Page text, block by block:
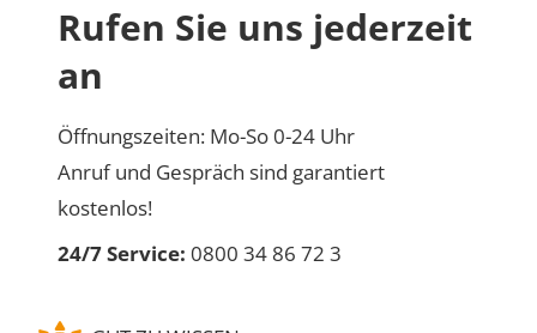
Rufen Sie uns jederzeit
an
Öffnungszeiten: Mo-So 0-24 Uhr
Anruf und Gespräch sind garantiert
kostenlos!
24/7 Service: 0800 34 86 72 3